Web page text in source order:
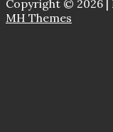
Copyright © 2026 |
MH Themes